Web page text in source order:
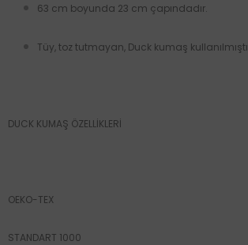
63 cm boyunda 23 cm çapındadır.
Tüy, toz tutmayan, Duck kumaş
DUCK KUMAŞ ÖZELLİKLERİ
OEKO-TEX
STANDART 1000